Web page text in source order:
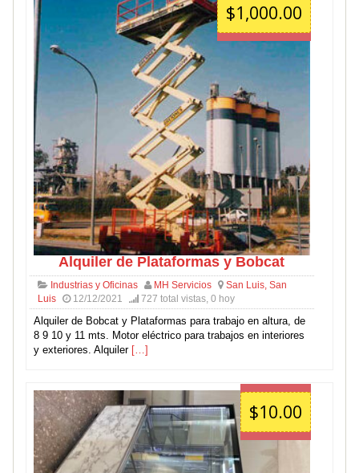
$1,000.00
Alquiler de Plataformas y Bobcat
Industrias y Oficinas MH Servicios
San Luis, San
Luis
12/12/2021 727 total vistas, 0 hoy
Alquiler de Bobcat y Plataformas para trabajo en altura, de
8 9 10 y 11 mts. Motor eléctrico para trabajos en interiores
y exteriores. Alquiler […]
$10.00